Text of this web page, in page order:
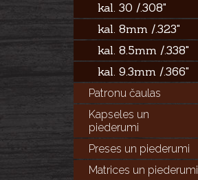
kal. 30 /.308"
kal. 8mm /.323"
kal. 8.5mm /.338"
kal. 9.3mm /.366"
Patronu čaulas
Kapseles un
piederumi
Preses un piederumi
Matrices un piederumi